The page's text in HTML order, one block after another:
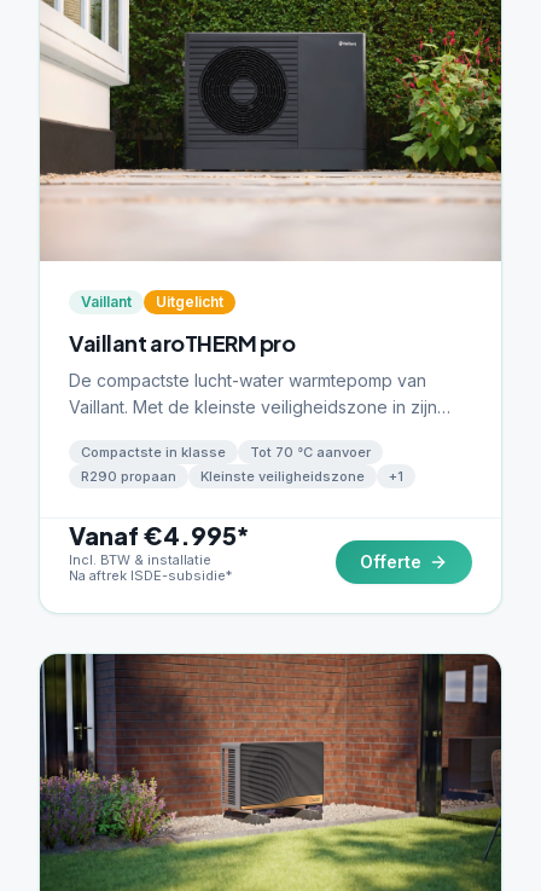
Vaillant Uitgelicht
Vaillant aroTHERM pro
De compactste lucht-water warmtepomp van
Vaillant. Met de kleinste veiligheidszone in zijn
ideaal voor krappe tuinen en smalle zijgevels.
R290 propaan, tot 70 °C aanvoer.
Compactste in klasse
Tot 70 °C aanvoer
R290 propaan
Kleinste veiligheidszone +1
Vanaf €4.995*
Incl. BTW & installatie
Na aftrek ISDE-subsidie*
Offerte